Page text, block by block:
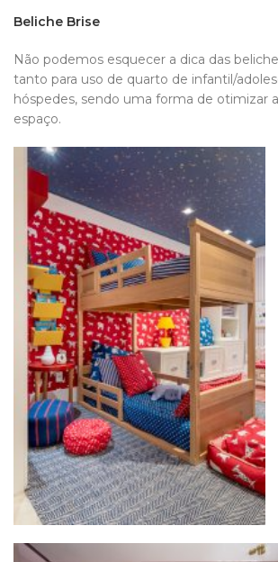
Beliche Brise
Não podemos esquecer a dica das
tanto para uso de quarto de infantil/
hóspedes, sendo uma forma de otimizar
espaço.